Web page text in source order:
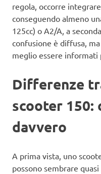
regola, occorre
conseguendo almeno
125cc) o A2/A, a
confusione è diffusa,
meglio essere informati
Differenze
scooter 150:
davvero
A prima vista, uno
possono sembrare